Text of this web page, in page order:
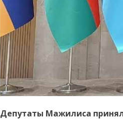
Депутаты Мажилиса